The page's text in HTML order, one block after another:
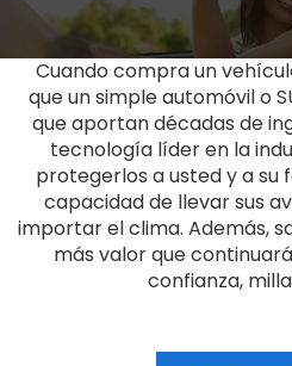
Cuando compra un
que un simple automóvil o
que aportan décadas de
tecnología líder en la
protegerlos a usted y a su
capacidad de llevar sus
importar el clima. Además,
más valor que
confianza,